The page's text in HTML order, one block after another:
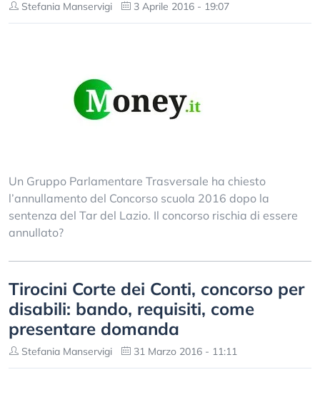
Stefania Manservigi 3 Aprile 2016 - 19:07
Un Gruppo Parlamentare Trasversale ha chiesto
l’annullamento del Concorso scuola 2016 dopo la
sentenza del Tar del Lazio. Il concorso rischia di essere
annullato?
Tirocini Corte dei Conti, concorso per
disabili: bando, requisiti, come
presentare domanda
Stefania Manservigi 31 Marzo 2016 - 11:11